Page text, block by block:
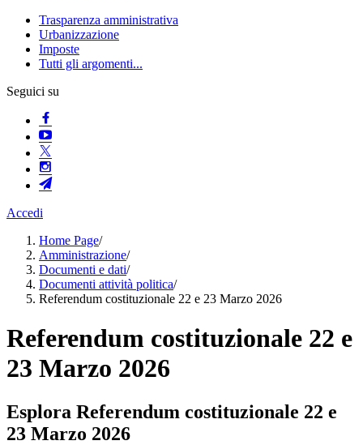
Trasparenza amministrativa
Urbanizzazione
Imposte
Tutti gli argomenti...
Seguici su
Accedi
Home Page/
Amministrazione/
Documenti e dati/
Documenti attività politica/
Referendum costituzionale 22 e 23 Marzo 2026
Referendum costituzionale 22 e
23 Marzo 2026
Esplora Referendum costituzionale 22 e
23 Marzo 2026